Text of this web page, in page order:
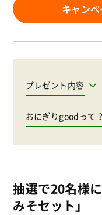
キャン
プレゼント内容
おにぎりgoodって？
抽選で20名様
みそセット」